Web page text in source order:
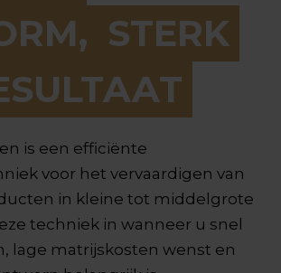
STERK
is een efficiënte
voor het vervaardigen van
in kleine tot middelgrote
techniek in wanneer u snel
lage matrijskosten wenst en